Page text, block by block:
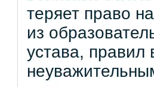
теряет право
из
устава, правил